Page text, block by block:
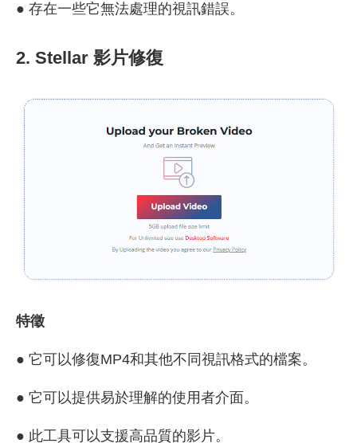
● 存在一些它無法處理的視訊錯誤。
2. Stellar 影片修復
特徵
● 它可以修復MP4和其他不同視訊格式的檔案。
● 它可以提供易於理解的使用者介面。
● 此工具可以支援高品質的影片。